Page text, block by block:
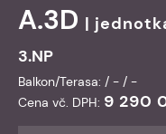
A.3D |
3.NP
Balkon/Terasa: / - / -
Cena vč. DPH: 9 290